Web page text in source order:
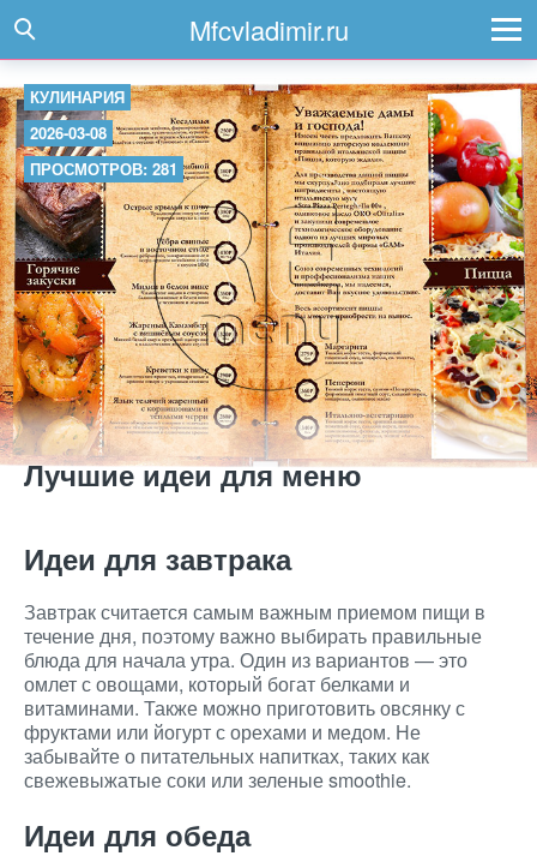
Mfcvladimir.ru
КУЛИНАРИЯ
2026-03-08
ПРОСМОТРОВ: 281
Лучшие идеи для меню
Идеи для завтрака
Завтрак считается самым важным приемом пищи в
течение дня, поэтому важно выбирать правильные
блюда для начала утра. Один из вариантов — это
омлет с овощами, который богат белками и
витаминами. Также можно приготовить овсянку с
фруктами или йогурт с орехами и медом. Не
забывайте о питательных напитках, таких как
свежевыжатые соки или зеленые smoothie.
Идеи для обеда